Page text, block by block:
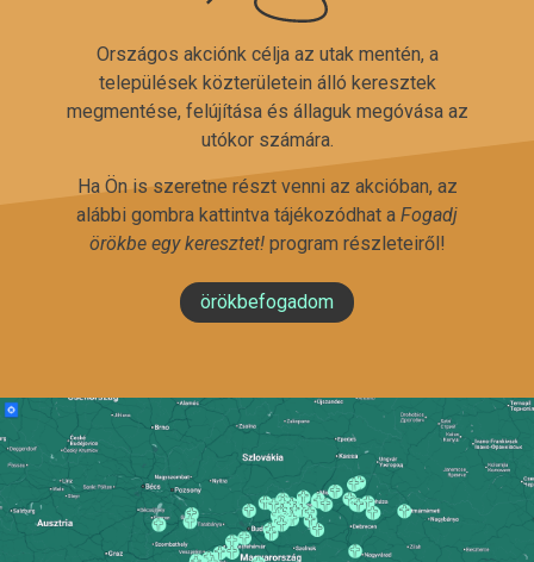
Országos akciónk célja az utak mentén, a
települések közterületein álló keresztek
megmentése, felújítása és állaguk megóvása az
utókor számára.
Ha Ön is szeretne részt venni az akcióban, az
alábbi gombra kattintva tájékozódhat a Fogadj
örökbe egy keresztet!program részleteiről!
örökbefogadom